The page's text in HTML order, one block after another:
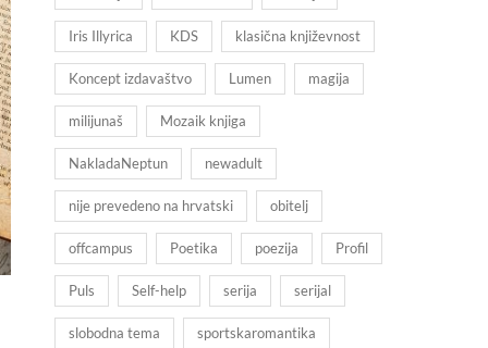
Iris Illyrica KDS klasična književnost
Koncept izdavaštvo Lumen magija
milijunaš Mozaik knjiga
NakladaNeptun newadult
nije prevedeno na hrvatski obitelj
offcampus Poetika poezija Profil
Puls Self-help serija serijal
slobodna tema sportskaromantika